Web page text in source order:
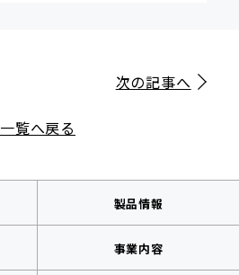
一覧へ戻る
次の記事へ
製品情報
事業内容